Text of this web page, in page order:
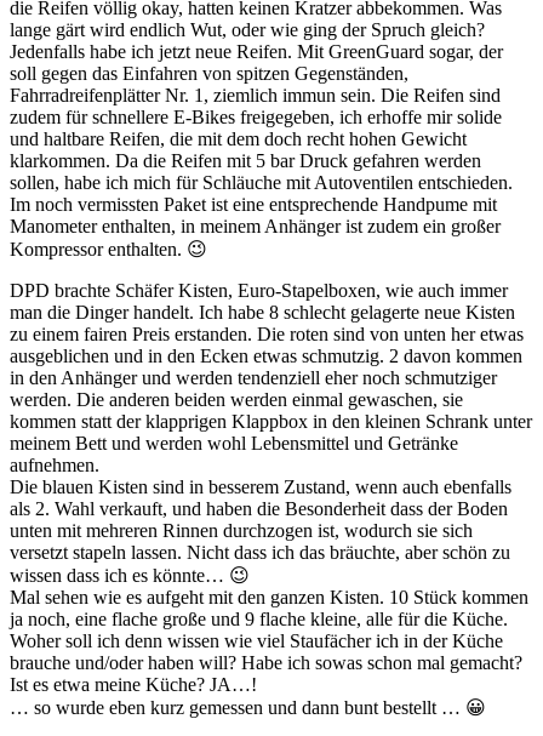
die Reifen völlig okay, hatten keinen Kratzer abbekommen. Was
lange gärt wird endlich Wut, oder wie ging der Spruch gleich?
Jedenfalls habe ich jetzt neue Reifen. Mit GreenGuard sogar, der
soll gegen das Einfahren von spitzen Gegenständen,
Fahrradreifenplätter Nr. 1, ziemlich immun sein. Die Reifen sind
zudem für schnellere E-Bikes freigegeben, ich erhoffe mir solide
und haltbare Reifen, die mit dem doch recht hohen Gewicht
klarkommen. Da die Reifen mit 5 bar Druck gefahren werden
sollen, habe ich mich für Schläuche mit Autoventilen entschieden.
Im noch vermissten Paket ist eine entsprechende Handpume mit
Manometer enthalten, in meinem Anhänger ist zudem ein großer
Kompressor enthalten. 😉
DPD brachte Schäfer Kisten, Euro-Stapelboxen, wie auch immer
man die Dinger handelt. Ich habe 8 schlecht gelagerte neue Kisten
zu einem fairen Preis erstanden. Die roten sind von unten her etwas
ausgeblichen und in den Ecken etwas schmutzig. 2 davon kommen
in den Anhänger und werden tendenziell eher noch schmutziger
werden. Die anderen beiden werden einmal gewaschen, sie
kommen statt der klapprigen Klappbox in den kleinen Schrank unter
meinem Bett und werden wohl Lebensmittel und Getränke
aufnehmen.
Die blauen Kisten sind in besserem Zustand, wenn auch ebenfalls
als 2. Wahl verkauft, und haben die Besonderheit dass der Boden
unten mit mehreren Rinnen durchzogen ist, wodurch sie sich
versetzt stapeln lassen. Nicht dass ich das bräuchte, aber schön zu
wissen dass ich es könnte… 😉
Mal sehen wie es aufgeht mit den ganzen Kisten. 10 Stück kommen
ja noch, eine flache große und 9 flache kleine, alle für die Küche.
Woher soll ich denn wissen wie viel Staufächer ich in der Küche
brauche und/oder haben will? Habe ich sowas schon mal gemacht?
Ist es etwa meine Küche? JA…!
… so wurde eben kurz gemessen und dann bunt bestellt … 😀